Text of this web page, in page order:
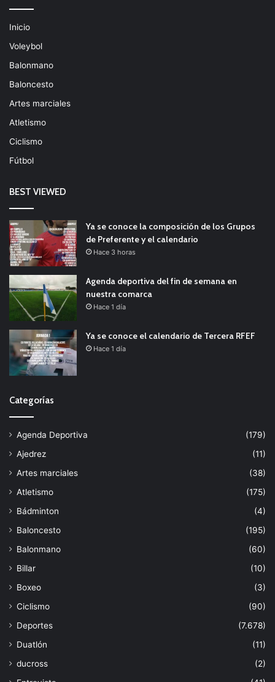
Inicio
Voleybol
Balonmano
Baloncesto
Artes marciales
Atletismo
Ciclismo
Fútbol
BEST VIEWED
Ya se conoce la composición de los Grupos
de Preferente y el calendario
Hace 3 horas
Agenda deportiva del fin de semana en
nuestra comarca
Hace 1 día
Ya se conoce el calendario de Tercera RFEF
Hace 1 día
Categorías
Agenda Deportiva
(179)
Ajedrez
(11)
Artes marciales
(38)
Atletismo
(175)
Bádminton
(4)
Baloncesto
(195)
Balonmano
(60)
Billar
(10)
Boxeo
(3)
Ciclismo
(90)
Deportes
(7.678)
Duatlón
(11)
ducross
(2)